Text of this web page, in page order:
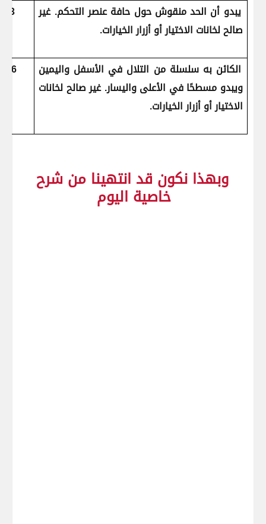
يبدو أن الحد منقوش حول حافة عنصر التحكم. غير
صالح لخانات الاختيار أو أزرار الخيارات.
3
الكائن به سلسلة من التلال في الأسفل واليمين
ويبدو مسطحًا في الأعلى واليسار. غير صالح لخانات
الاختيار أو أزرار الخيارات.
6
وبهذا نكون قد انتهينا من شرح
خاصية اليوم